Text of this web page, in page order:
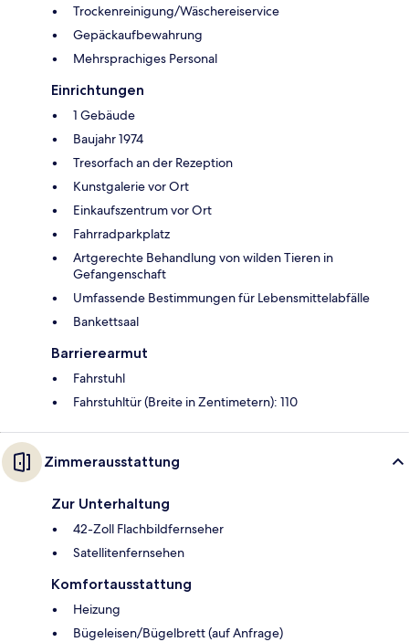
Trockenreinigung/Wäschereiservice
Gepäckaufbewahrung
Mehrsprachiges Personal
Einrichtungen
1 Gebäude
Baujahr 1974
Tresorfach an der Rezeption
Kunstgalerie vor Ort
Einkaufszentrum vor Ort
Fahrradparkplatz
Artgerechte Behandlung von wilden Tieren in
Gefangenschaft
Umfassende Bestimmungen für Lebensmittelabfälle
Bankettsaal
Barrierearmut
Fahrstuhl
Fahrstuhltür (Breite in Zentimetern): 110
Zimmerausstattung
Zur Unterhaltung
42-Zoll Flachbildfernseher
Satellitenfernsehen
Komfortausstattung
Heizung
Bügeleisen/Bügelbrett (auf Anfrage)